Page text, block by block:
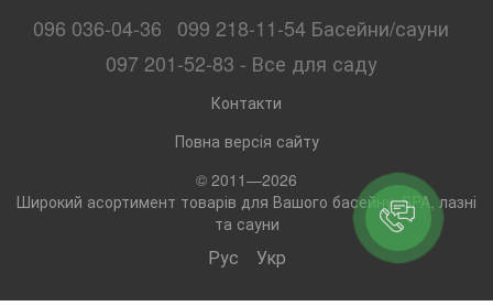
096 036-04-36
099 218-11-54 Басейни/сауни
097 201-52-83 - Все для саду
Контакти
Повна версія сайту
© 2011—2026
Широкий асортимент товарів для Вашого басейну, SPA, лазні
та сауни
Рус Укр